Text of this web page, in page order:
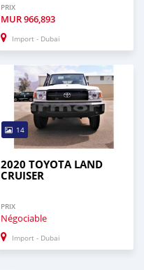
PRIX
MUR966,893
Import - Dubai
14
2020 TOYOTA LAND
CRUISER
PRIX
Négociable
Import - Dubai